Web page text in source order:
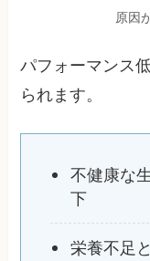
原因
パフォーマンス
られます。
不健康な
下
栄養不足